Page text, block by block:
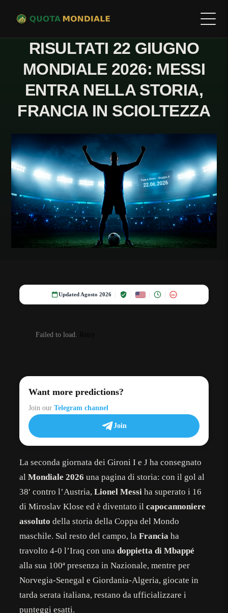
RISULTATI 22 GIUGNO
MONDIALE 2026: MESSI
ENTRA NELLA STORIA,
FRANCIA IN SCIOLTEZZA
Updated Agosto 2026 18+
Failed to load.
Want more predictions?
Join ourTelegram channel
Join
La seconda giornata dei Gironi I e J ha consegnato
alMondiale 2026 una pagina di storia: con il gol al
38′ contro l’Austria,Lionel Messi ha superato i 16
di Miroslav Klose ed è diventato ilcapocannoniere
assoluto della storia della Coppa del Mondo
maschile. Sul resto del campo, laFrancia ha
travolto 4-0 l’Iraq con unadoppietta di Mbappé
alla sua 100ª presenza in Nazionale, mentre per
Norvegia-Senegal e Giordania-Algeria, giocate in
tarda serata italiana, restano da ufficializzare i
punteggi esatti.